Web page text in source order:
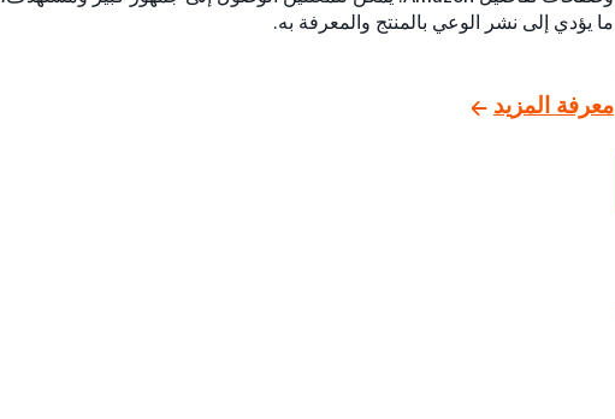
ما يؤدي إلى نشر الوعي بالمنتج والمعرفة به.
معرفة المزيد